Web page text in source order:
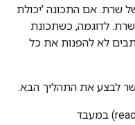
שרת. אם התכונה 'יכולת
לדוגמה, כשתכונת
לא להפנות את כל
לבצע את התהליך הבא:
השבתת יכולת ההגעה (reachability) במעבד